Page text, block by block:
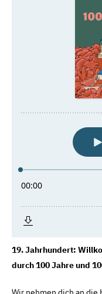
19. Jahrhundert:
durch 100 Jahre und